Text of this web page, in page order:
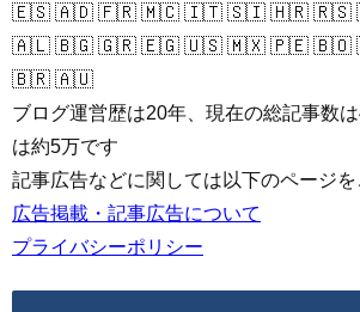
🇪🇸 🇦🇩 🇫🇷 🇲🇨 🇮🇹 🇸🇮 🇭🇷 🇷🇸
🇦🇱 🇧🇬 🇬🇷 🇪🇬 🇺🇸 🇲🇽 🇵🇪 🇧🇴
🇧🇷 🇦🇺
ブログ運営歴は20年、現在の総記事数
は約5万です
記事広告などに関しては以下のページを
広告掲載・記事広告について
プライバシーポリシー